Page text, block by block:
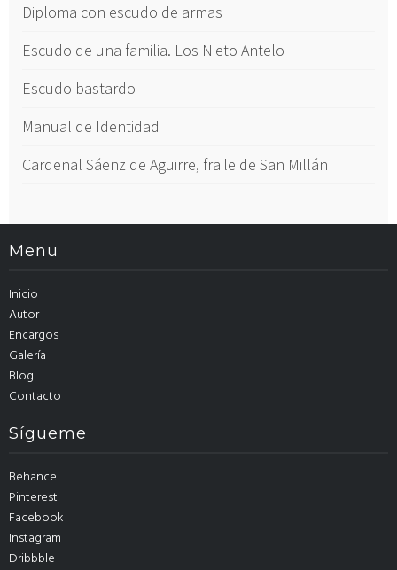
Diploma con escudo de armas
Escudo de una familia. Los Nieto Antelo
Escudo bastardo
Manual de Identidad
Cardenal Sáenz de Aguirre, fraile de San Millán
Menu
Inicio
Autor
Encargos
Galería
Blog
Contacto
Sígueme
Behance
Pinterest
Facebook
Instagram
Dribbble